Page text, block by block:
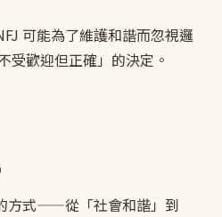
可能為了維護和諧而忽視邏
受歡迎但正確」的決定。
方式——從「社會和諧」到